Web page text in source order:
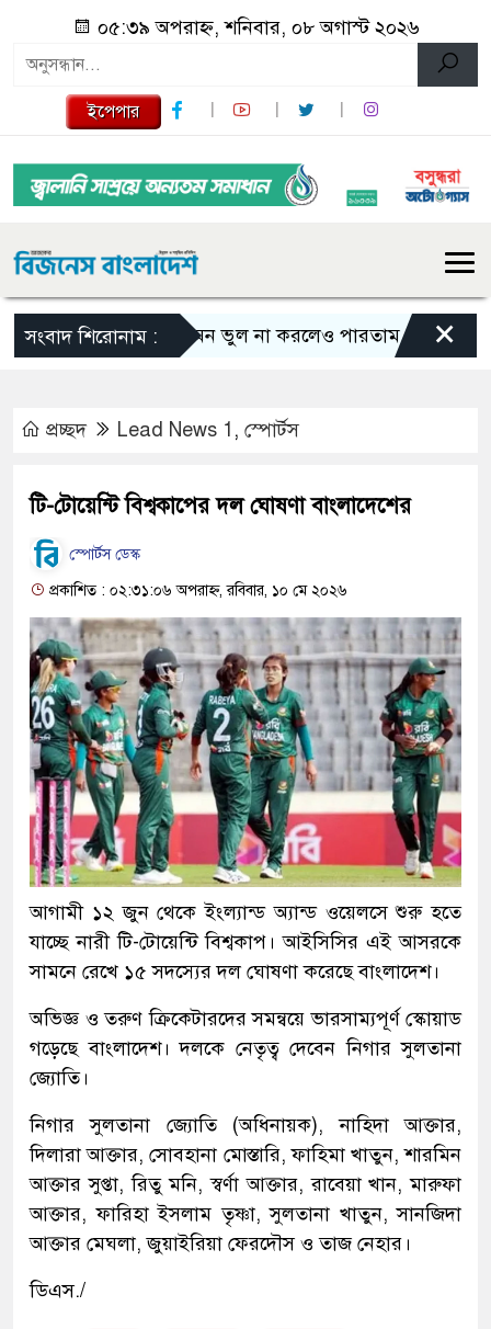
০৫:৩৯ অপরাহ্ন, শনিবার, ০৮ অগাস্ট ২০২৬
ইপেপার
সংবাদ শিরোনাম :এমন ভুল না করলেও পারতাম : শাকিব খান
×
প্রচ্ছদ Lead News 1 , স্পোর্টস
টি-টোয়েন্টি বিশ্বকাপের দল ঘোষণা বাংলাদেশের
স্পোর্টস ডেস্ক
প্রকাশিত : ০২:৩১:০৬ অপরাহ্ন, রবিবার, ১০ মে ২০২৬
আগামী ১২ জুন থেকে ইংল্যান্ড অ্যান্ড ওয়েলসে শুরু হতে
যাচ্ছে নারী টি-টোয়েন্টি বিশ্বকাপ। আইসিসির এই আসরকে
সামনে রেখে ১৫ সদস্যের দল ঘোষণা করেছে বাংলাদেশ।
অভিজ্ঞ ও তরুণ ক্রিকেটারদের সমন্বয়ে ভারসাম্যপূর্ণ স্কোয়াড
গড়েছে বাংলাদেশ। দলকে নেতৃত্ব দেবেন নিগার সুলতানা
জ্যোতি।
নিগার সুলতানা জ্যোতি (অধিনায়ক), নাহিদা আক্তার,
দিলারা আক্তার, সোবহানা মোস্তারি, ফাহিমা খাতুন, শারমিন
আক্তার সুপ্তা, রিতু মনি, স্বর্ণা আক্তার, রাবেয়া খান, মারুফা
আক্তার, ফারিহা ইসলাম তৃষ্ণা, সুলতানা খাতুন, সানজিদা
আক্তার মেঘলা, জুয়াইরিয়া ফেরদৌস ও তাজ নেহার।
ডিএস./